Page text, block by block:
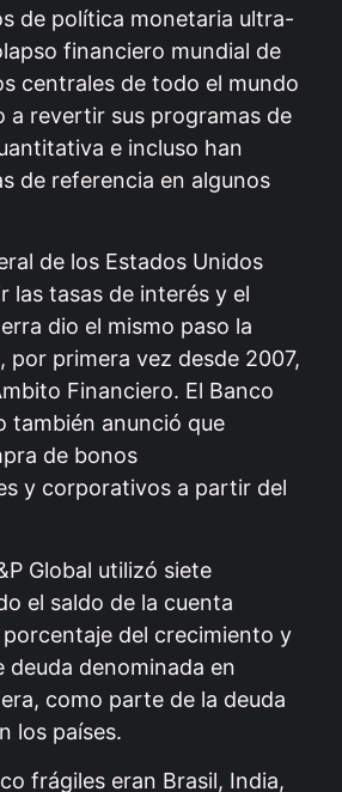
de política monetaria ultra-
financiero mundial de
centrales de todo el mundo
a revertir sus programas de
e incluso han
de referencia en algunos
de los Estados Unidos
las tasas de interés y el
dio el mismo paso la
por primera vez desde 2007,
Financiero. El Banco
también anunció que
de bonos
y corporativos a partir del
Global utilizó siete
el saldo de la cuenta
del crecimiento y
deuda denominada en
como parte de la deuda
los países.
frágiles eran Brasil, India,